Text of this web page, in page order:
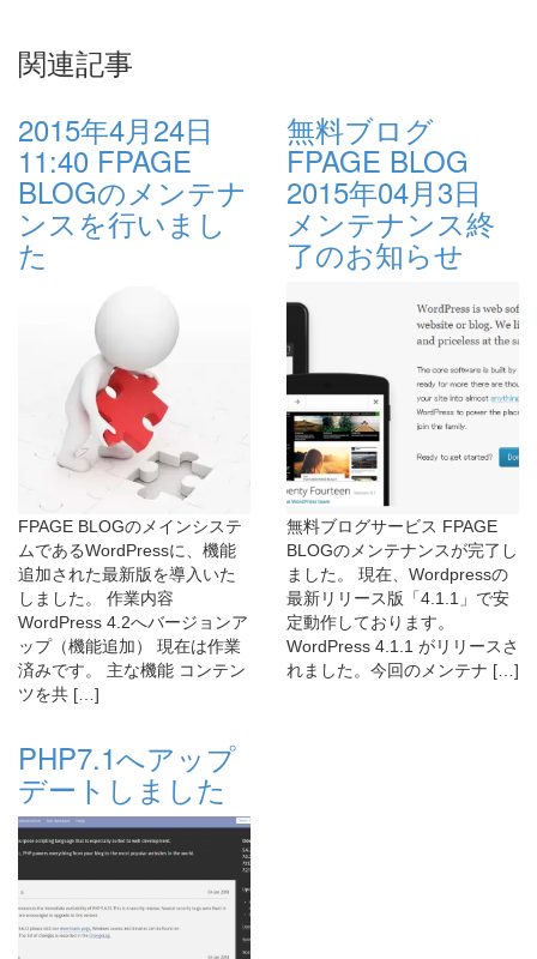
関連記事
2015年4月24日
11:40 FPAGE
BLOGのメンテナ
ンスを行いまし
た
FPAGE BLOGのメインシステ
ムであるWordPressに、機能
追加された最新版を導入いた
しました。 作業内容
WordPress 4.2へバージョンア
ップ（機能追加） 現在は作業
済みです。 主な機能 コンテン
ツを共 […]
無料ブログ
FPAGE BLOG
2015年04月3日
メンテナンス終
了のお知らせ
無料ブログサービス FPAGE
BLOGのメンテナンスが完了し
ました。 現在、Wordpressの
最新リリース版「4.1.1」で安
定動作しております。
WordPress 4.1.1 がリリースさ
れました。今回のメンテナ […]
PHP7.1へアップ
デートしました